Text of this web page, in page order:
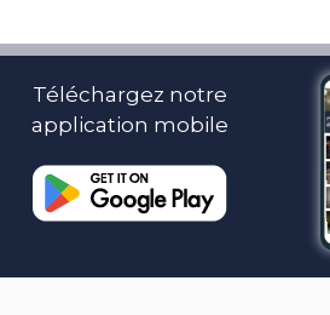
Téléchargez notre
application mobile